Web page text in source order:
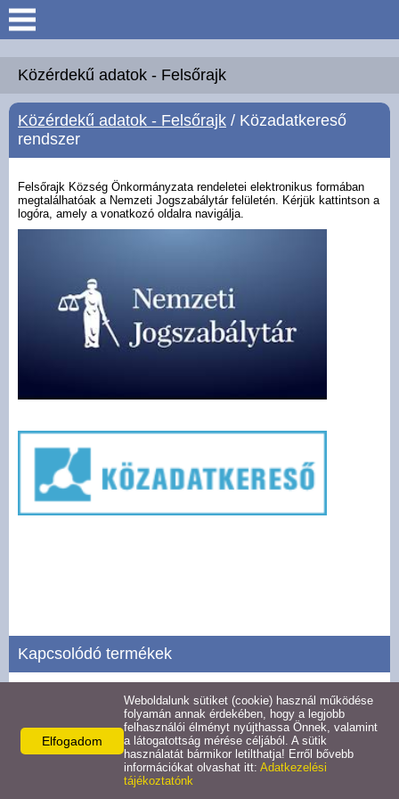
Keresés
Köszöntő
Hírek
Polgármesteri Hivatal
Közérdekű adatok -
Felsőrajk
Választási információk -
Felsőrajk
EFOP-1.5.2-16-2017-00008
Közérdekű adatok - Felsőrajk
Közérdekű adatok - Felsőrajk / Közadatkereső
rendszer
Felsőrajk Község Önkormányzata rendeletei elektronikus formában
megtalálhatóak a Nemzeti Jogszabálytár felületén. Kérjük kattintson a
logóra, amely a vonatkozó oldalra navigálja.
Kapcsolódó termékek
Tevékenységre, működésre vonatkozó adatok
Részletek
Elfogadom
Weboldalunk sütiket (cookie) használ működése
folyamán annak érdekében, hogy a legjobb
felhasználói élményt nyújthassa Önnek, valamint
a látogatottság mérése céljából. A sütik
használatát bármikor letilthatja! Erről bővebb
információkat olvashat itt: Adatkezelési
tájékoztatónk